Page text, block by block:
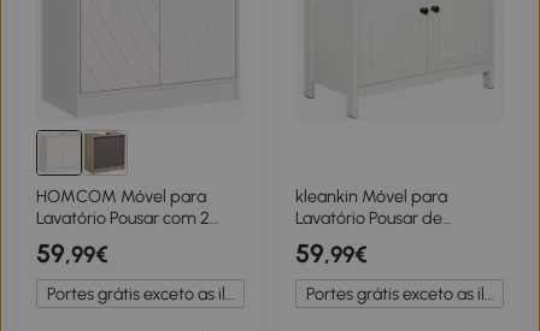
HOMCOM Móvel para
Lavatório Pousar com 2
Portas e Prateleira
Ajustável para Lavatórios
com ou sem Pedestal
60x30x59,8 cm Branco
59,99€
Portes grátis exceto as ilhas
kleankin Móvel para
Lavatório Pousar de
Madeira com 2 Portas e
Prateleira Ajustável Estilo
Moderno 60x30x60cm
Branco e Madeira
59,99€
Portes grátis exceto as ilhas